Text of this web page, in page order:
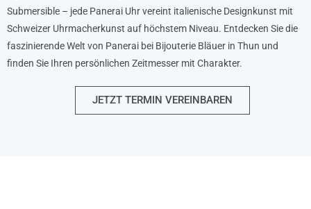
Submersible – jede Panerai Uhr vereint italienische Designkunst mit
Schweizer Uhrmacherkunst auf höchstem Niveau. Entdecken Sie die
faszinierende Welt von Panerai bei Bijouterie Bläuer in Thun und
finden Sie Ihren persönlichen Zeitmesser mit Charakter.
JETZT TERMIN VEREINBAREN